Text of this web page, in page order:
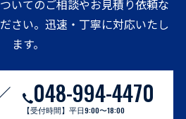
いてのご相談やお見積り依頼な
さい。迅速・丁寧に対応いたし
ます。
048-994-4470
【受付時間】平日9:00〜18:00